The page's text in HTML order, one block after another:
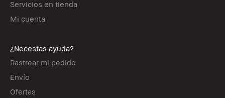
Servicios en tienda
Mi cuenta
¿Necestas ayuda?
Rastrear mi pedido
Envío
Ofertas